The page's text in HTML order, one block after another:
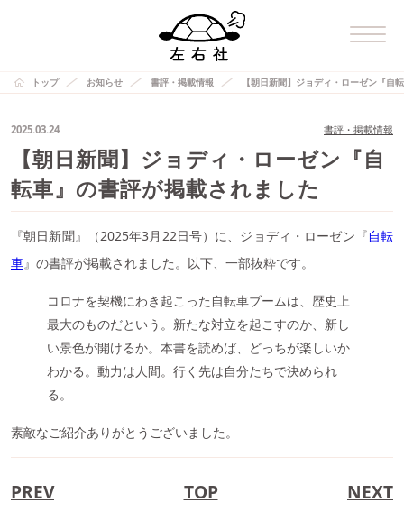
トップ お知らせ 書評・掲載情報 【朝日新聞】ジョディ・ローゼン『自
2025.03.24 書評・掲載情報
【朝日新聞】ジョディ・ローゼン『自
転車』の書評が掲載されました
『朝日新聞』（2025年3月22日号）に、ジョディ・ローゼン『自転
車』の書評が掲載されました。以下、一部抜粋です。
コロナを契機にわき起こった自転車ブームは、歴史上
最大のものだという。新たな対立を起こすのか、新し
い景色が開けるか。本書を読めば、どっちが楽しいか
わかる。動力は人間。行く先は自分たちで決められ
る。
素敵なご紹介ありがとうございました。
PREV TOP NEXT